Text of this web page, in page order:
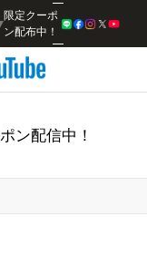
限定クーポ
ン配布中！
ン配信中！